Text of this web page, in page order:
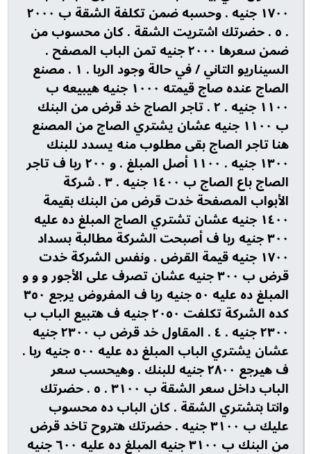
١٧٠٠ جنيه . وحسبه ضمن تكلفة الشقة ب ٢٠٠٠
. ٥ . حضرتك اشتريت الشقة . كان محسوب من
ضمن سعرها ٢٠٠٠ جنيه تمن الباب المصفح .
السيناريو التاني / في حالة وجود الربا . ١ . مصنع
الصاج عنده صاج قيمته ١٠٠٠ جنيه هيبيعه ب
١١٠٠ جنيه . ٢ . تاجر الصاج خد قرض من البنك
ب ١١٠٠ جنيه عشان يشتري الصاج من المصنع
هنا تاجر الصاج بقى مطلوب منه يسدد للبنك
١٣٠٠ جنيه . ١١٠٠ أصل المبلغ . و ٢٠٠ ربا ف تاجر
الصاج باع الصاج ب ١٤٠٠ جنيه . ٣ . شركة
الأبواب المصفحة خدت قرض من البنك بقيمة
١٤٠٠ جنيه عشان تشتري الصاج المبلغ ده عليه
٣٠٠ جنيه ربا ف أصبحت الشركة مطالبة بسداد
١٧٠٠ جنيه قيمة القرض . ونفس الشركة خدت
قرض ب ٣٠٠ جنيه عشان تصرف على الأجور و و و
المبلغ ده عليه ٥٠ جنيه ربا ف المفروض يرجع ٣٥٠
كده الشركة تكلفت ٢٠٥٠ جنيه ف هتبيع الباب ب
٢٣٠٠ جنيه . ٤ . المقاول خد قرض ب ٢٣٠٠ جنيه
عشان يشتري الباب المبلغ ده عليه ٥٠٠ جنيه ربا .
ف هيرجع ٢٨٠٠ جنيه للبنك . وهيحسب سعر
الباب داخل سعر الشقة ب ٣١٠٠ . ٥ . حضرتك
وانتا بتشتري الشقة . كان الباب ده محسوب
عليك ب ٣١٠٠ جنيه . حضرتك هتروح تاخد قرض
من البنك ب ٣١٠٠ جنيه المبلغ ده عليه ٦٠٠ جنيه